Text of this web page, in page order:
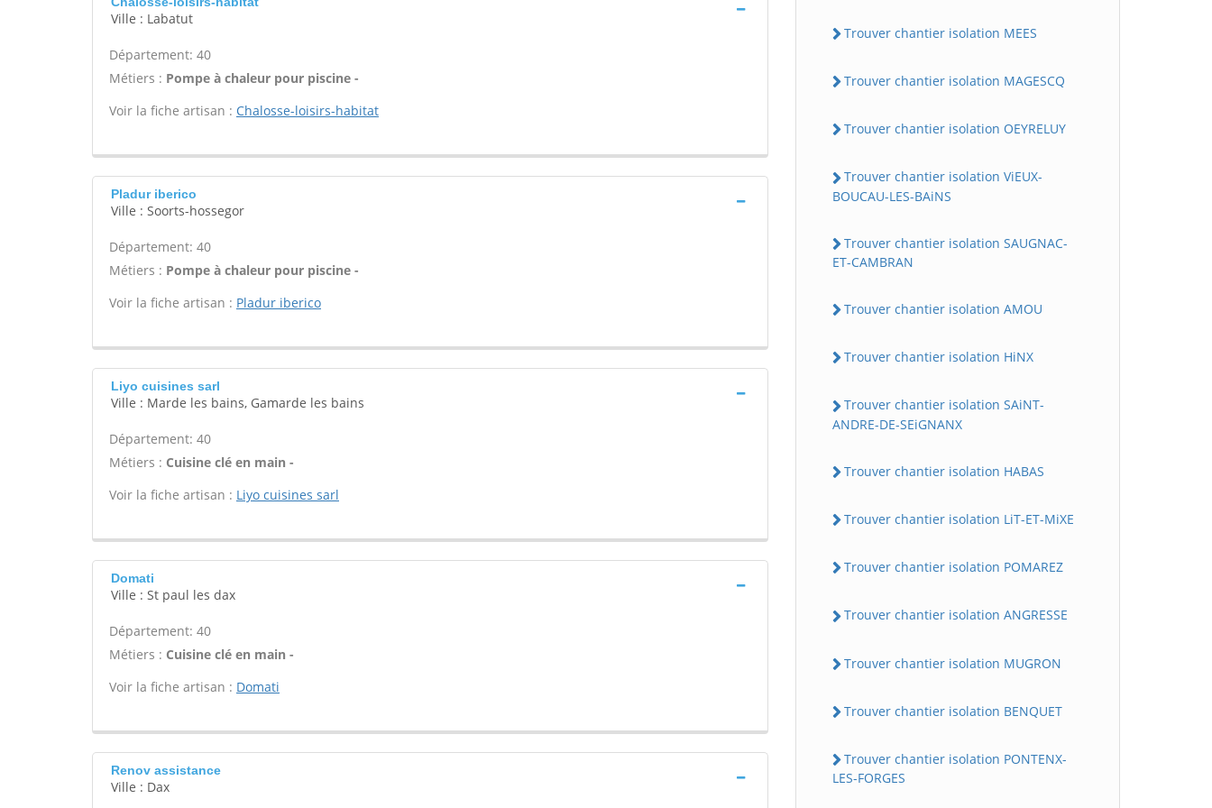
Ville : Labatut
Département: 40
Métiers : Pompe à chaleur pour piscine -
Voir la fiche artisan : Chalosse-loisirs-habitat
Pladur iberico
Ville : Soorts-hossegor
Département: 40
Métiers : Pompe à chaleur pour piscine -
Voir la fiche artisan : Pladur iberico
Liyo cuisines sarl
Ville : Marde les bains, Gamarde les bains
Département: 40
Métiers : Cuisine clé en main -
Voir la fiche artisan : Liyo cuisines sarl
Domati
Ville : St paul les dax
Département: 40
Métiers : Cuisine clé en main -
Voir la fiche artisan : Domati
Renov assistance
Ville : Dax
Trouver chantier isolation MEES
Trouver chantier isolation MAGESCQ
Trouver chantier isolation OEYRELUY
Trouver chantier isolation ViEUX-
BOUCAU-LES-BAiNS
Trouver chantier isolation SAUGNAC-
ET-CAMBRAN
Trouver chantier isolation AMOU
Trouver chantier isolation HiNX
Trouver chantier isolation SAiNT-
ANDRE-DE-SEiGNANX
Trouver chantier isolation HABAS
Trouver chantier isolation LiT-ET-MiXE
Trouver chantier isolation POMAREZ
Trouver chantier isolation ANGRESSE
Trouver chantier isolation MUGRON
Trouver chantier isolation BENQUET
Trouver chantier isolation PONTENX-
LES-FORGES